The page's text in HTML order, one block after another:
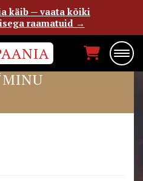
ON KATKEND
käib — vaata kõiki
raamatuid →